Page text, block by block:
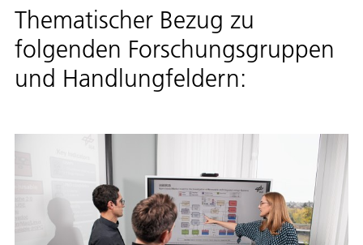
Thematischer Bezug zu
folgenden Forschungsgruppen
und Handlungfeldern: